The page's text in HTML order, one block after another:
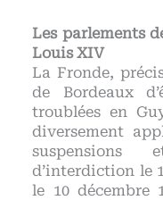
Les parlements
Louis XIV
La Fronde,
de Bordeaux
troublées en
diversement
suspensions
d’interdiction le
le 10 décembre